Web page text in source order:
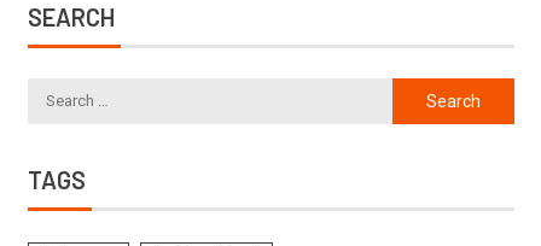
SEARCH
TAGS